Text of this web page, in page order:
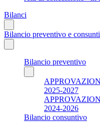
Bilanci
Bilancio preventivo e
Bilancio preventivo
2025-2027
2024-2026
Bilancio consuntivo